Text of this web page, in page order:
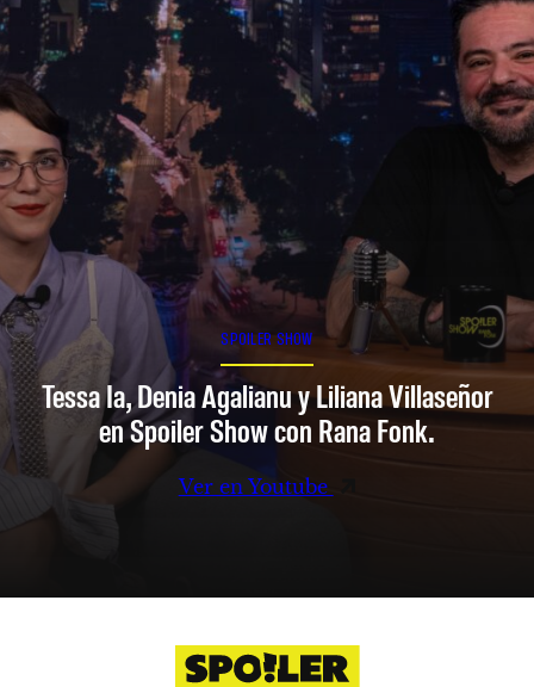
SPOILER SHOW
Tessa Ia, Denia Agalianu y Liliana Villaseñor
en Spoiler Show con Rana Fonk.
Ver en Youtube